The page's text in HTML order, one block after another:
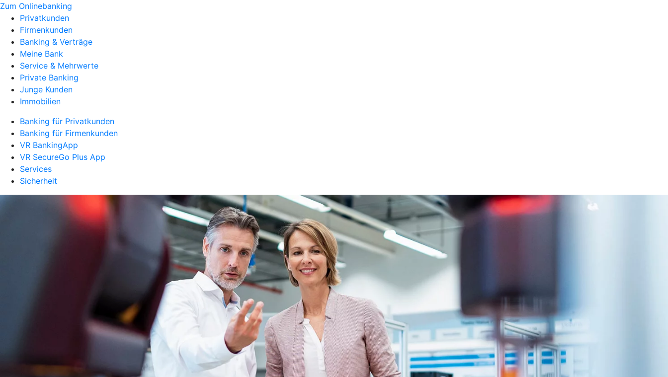
Zum Onlinebanking
Privatkunden
Firmenkunden
Banking & Verträge
Meine Bank
Service & Mehrwerte
Private Banking
Junge Kunden
Immobilien
Banking für Privatkunden
Banking für Firmenkunden
VR BankingApp
VR SecureGo Plus App
Services
Sicherheit